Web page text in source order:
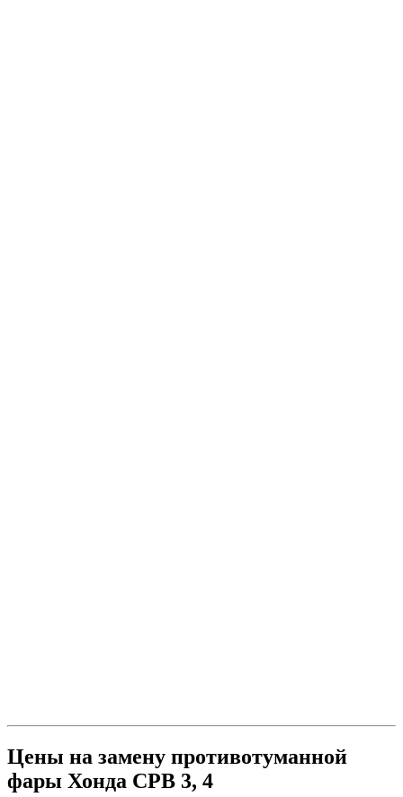
Цены на замену противотуманной
фары Хонда СРВ 3, 4